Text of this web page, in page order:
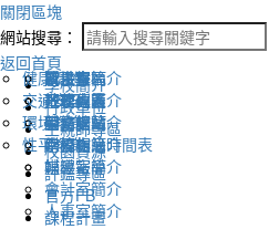
關閉區塊
網站搜尋：
返回首頁
學校簡介
認識幸福
地理位置
英文網站
幸福相簿
媒體報導
行政單位
校長室簡介
教務處簡介
學務處簡介
總務處簡介
輔導室簡介
會計室簡介
人事室簡介
生親師專區
新生專區
升學專區
圖書館藏
學校作息時間表
校園資源
電子報
下載列表
評鑑專區
健康促進
交通安全
環境教育
性平教育
官方FB
課程計畫